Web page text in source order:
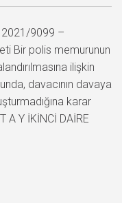
2021/9099 –
Bir polis memurunun
ilişkin
davacının davaya
karar
A Y İKİNCİ DAİRE